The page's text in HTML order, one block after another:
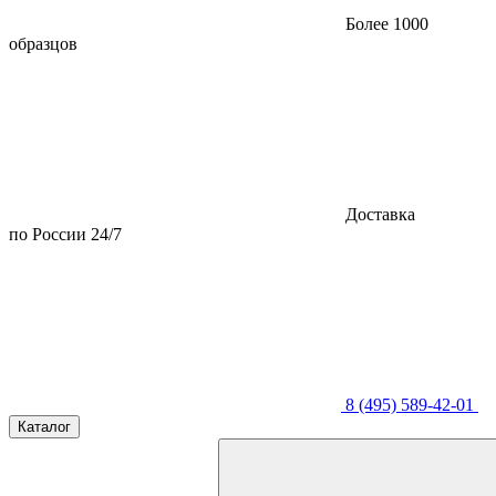
Более 1000
образцов
Доставка
по России 24/7
8 (495) 589-42-01
Каталог